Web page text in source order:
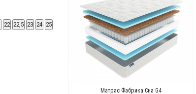
22 22,5 23 24 25
Матрас Фабрика Сна G4